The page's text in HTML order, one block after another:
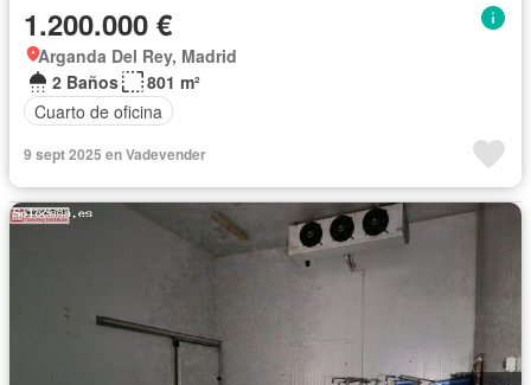
1.200.000 €
Arganda Del Rey, Madrid
2 Baños
801 m²
Cuarto de oficina
9 sept 2025 en Vadevender